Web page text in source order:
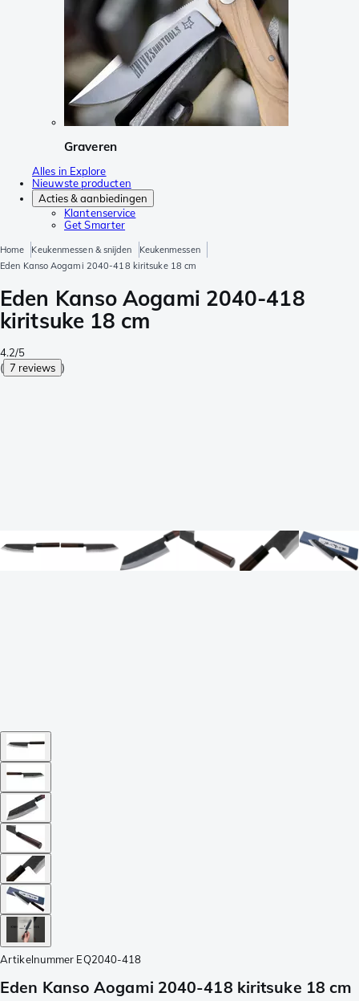
Graveren
Alles in Explore
Nieuwste producten
Acties & aanbiedingen
Klantenservice
Get Smarter
Home Keukenmessen & snijden
Keukenmessen
Eden Kanso Aogami 2040-418 kiritsuke 18 cm
Eden Kanso Aogami 2040-418
kiritsuke 18 cm
4.2/5
( 7 reviews )
Artikelnummer EQ2040-418
Eden Kanso Aogami 2040-418 kiritsuke 18 cm